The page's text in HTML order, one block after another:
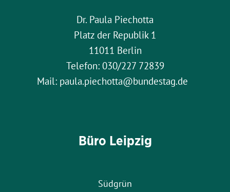
Dr. Paula Piechotta
Platz der Republik 1
11011 Berlin
Telefon: 030/227 72839
Mail: paula.piechotta@bundestag.de
Büro Leipzig
Südgrün